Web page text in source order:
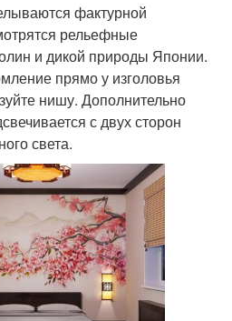
фактурной
рельефные
и дикой природы Японии.
прямо у изголовья
нишу. Дополнительно
с двух сторон
света.